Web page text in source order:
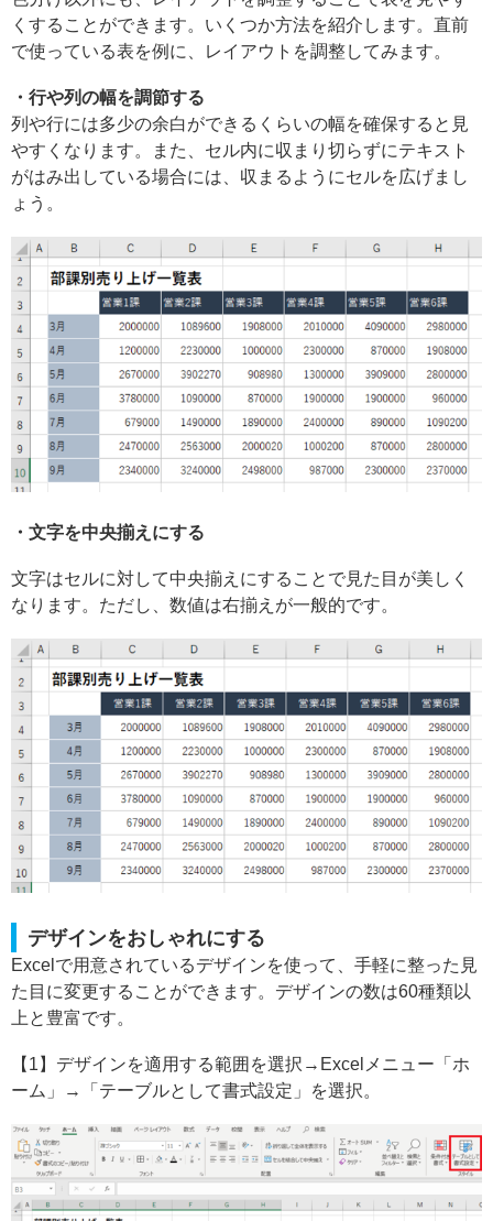
くすることができます。いくつか方法を紹介します。直前
で使っている表を例に、レイアウトを調整してみます。
・行や列の幅を調節する
列や行には多少の余白ができるくらいの幅を確保すると見
やすくなります。また、セル内に収まり切らずにテキスト
がはみ出している場合には、収まるようにセルを広げまし
ょう。
・文字を中央揃えにする
文字はセルに対して中央揃えにすることで見た目が美しく
なります。ただし、数値は右揃えが一般的です。
デザインをおしゃれにする
Excelで用意されているデザインを使って、手軽に整った見
た目に変更することができます。デザインの数は60種類以
上と豊富です。
【1】デザインを適用する範囲を選択→Excelメニュー「ホ
ーム」→「テーブルとして書式設定」を選択。